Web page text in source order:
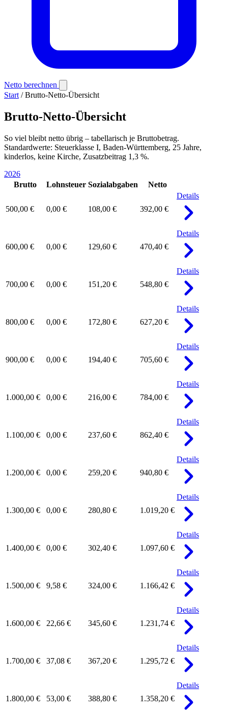
Netto berechnen
Start / Brutto-Netto-Übersicht
Brutto-Netto-Übersicht
So viel bleibt netto übrig – tabellarisch je Bruttobetrag.
Standardwerte: Steuerklasse I, Baden-Württemberg, 25 Jahre,
kinderlos, keine Kirche, Zusatzbeitrag 1,3 %.
2026
Brutto
Lohnsteuer Sozialabgaben Netto
500,00 € 0,00 € 108,00 € 392,00 €
Details
600,00 € 0,00 € 129,60 € 470,40 €
Details
700,00 € 0,00 € 151,20 € 548,80 €
Details
800,00 € 0,00 € 172,80 € 627,20 €
Details
900,00 € 0,00 € 194,40 € 705,60 €
Details
1.000,00 € 0,00 € 216,00 € 784,00 €
Details
1.100,00 € 0,00 € 237,60 € 862,40 €
Details
1.200,00 € 0,00 € 259,20 € 940,80 €
Details
1.300,00 € 0,00 € 280,80 € 1.019,20 €
Details
1.400,00 € 0,00 € 302,40 € 1.097,60 €
Details
1.500,00 € 9,58 € 324,00 € 1.166,42 €
Details
1.600,00 € 22,66 € 345,60 € 1.231,74 €
Details
1.700,00 € 37,08 € 367,20 € 1.295,72 €
Details
1.800,00 € 53,00 € 388,80 € 1.358,20 €
Details